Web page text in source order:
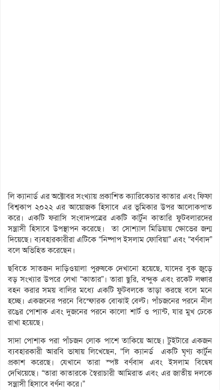
লি ক্যানার্ড এর অক্টোবর সংখ্যায় প্রকাশিত ক্যারিকেচার কাতার এবং ফিফা
বিশ্বকাপ ২০২২ এর আয়োজক হিসাবে এর ভূমিকার উপর আলোকপাত
করে। একটি ফরাসি সংবাদপত্রের একটি কার্টুন কাতারি ফুটবলারদের
সন্ত্রাসী হিসাবে উপস্থাপন করেছে। তা সোশ্যাল মিডিয়ায় ক্ষোভের জন্ম
দিয়েছে। ব্যবহারকারীরা এটিকে “নিষ্পাপ ইসলাম ফোবিয়া” এবং “বর্ণবাদ”
বলে অভিহিত করেছেন।
ছবিতে সাতজন দাড়িওয়ালা পুরুষকে দেখানো হয়েছে, যাদের বুক জুড়ে
বড় সংখ্যার উপরে লেখা “কাতার”। তারা ছুরি, বন্দুক এবং রকেট লঞ্চার
বহন করার সময় বালির মধ্যে একটি ফুটবলকে তাড়া করছে বলে মনে
হচ্ছে। একজনের পরনে বিস্ফোরক বোঝাই বেল্ট। পাঁচজনের পরনে নীল
রঙের পোশাক এবং দুজনের পরনে কালো শার্ট ও প্যান্ট, যার মুখ ঢেকে
রাখা হয়েছে।
সাদা পোশাক পরা পাঁচজন লোক পাশে তাকিয়ে আছে। টুইটারে একজন
ব্যবহারকারী আরবি ভাষায় লিখেছেন, “লি ক্যানর্ড একটি ঘৃণ্য কার্টুন
প্রকাশ করেছে। যেখানে তারা স্পষ্ট বর্ণবাদ এবং ইসলাম বিদ্বেষ
দেখিয়েছে। “তারা কাতারকে স্বৈরাচারী আমিরাত এবং এর জাতীয় দলকে
সন্ত্রাসী হিসাবে বর্ণনা করে।”